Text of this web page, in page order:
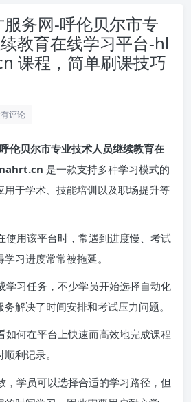
务网-呼伦贝尔市专
教育在线学习平台-hl
课程，简单刷课技巧
评论
伦贝尔市专业技术人员继续教育在
是一款支持多种学习模式的
用于学术、技能培训以及职场提升等
使用该平台时，常遇到进度慢、考试
习进度常常被拖延。
学习任务，不少学员开始选择自动化
解决了时间安排和考试压力问题。
如何在平台上快速而高效地完成课程
利记录。
，学员可以选择合适的学习路径，但